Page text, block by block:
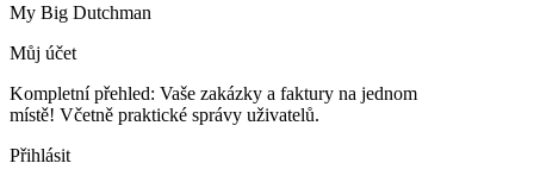
My Big Dutchman
Můj účet
Kompletní přehled: Vaše zakázky a faktury na jednom
místě! Včetně praktické správy uživatelů.
Přihlásit